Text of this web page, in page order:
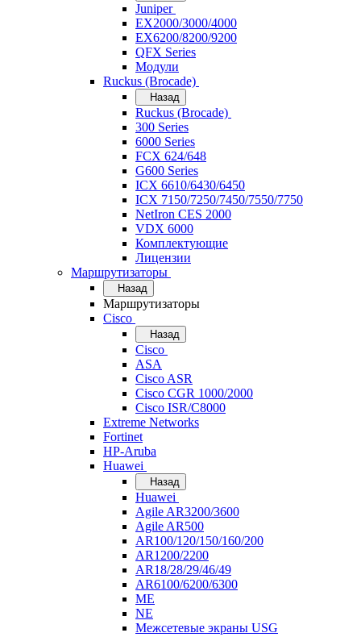
Juniper
EX2000/3000/4000
EX6200/8200/9200
QFX Series
Модули
Ruckus (Brocade)
Назад
Ruckus (Brocade)
300 Series
6000 Series
FCX 624/648
G600 Series
ICX 6610/6430/6450
ICX 7150/7250/7450/7550/7750
NetIron CES 2000
VDX 6000
Комплектующие
Лицензии
Маршрутизаторы
Назад
Маршрутизаторы
Cisco
Назад
Cisco
ASA
Cisco ASR
Cisco CGR 1000/2000
Cisco ISR/С8000
Extreme Networks
Fortinet
HP-Aruba
Huawei
Назад
Huawei
Agile AR3200/3600
Agile AR500
AR100/120/150/160/200
AR1200/2200
AR18/28/29/46/49
AR6100/6200/6300
ME
NE
Межсетевые экраны USG